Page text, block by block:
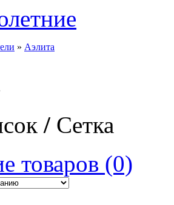
» Аэлита
/ Сетка
товаров (0)